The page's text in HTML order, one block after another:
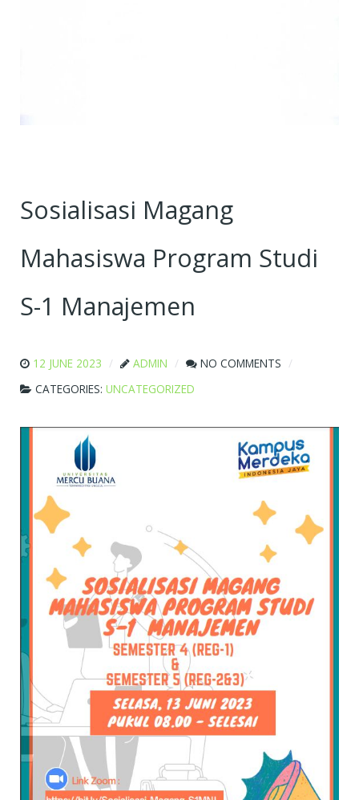
Sosialisasi Magang
Mahasiswa Program Studi
S-1 Manajemen
12 JUNE 2023 ADMIN
NO COMMENTS
CATEGORIES: UNCATEGORIZED